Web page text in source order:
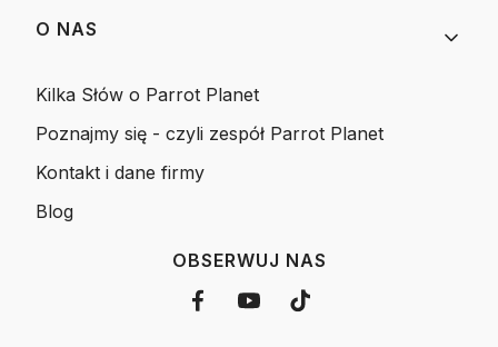
O NAS
Kilka Słów o Parrot Planet
Poznajmy się - czyli zespół Parrot Planet
Kontakt i dane firmy
Blog
OBSERWUJ NAS